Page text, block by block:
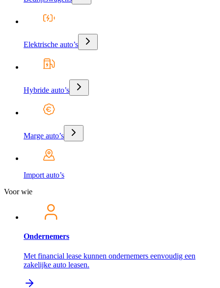
Elektrische auto’s
Hybride auto’s
Marge auto’s
Import auto’s
Voor wie
Ondernemers
Met financial lease kunnen ondernemers eenvoudig een
zakelijke auto leasen.